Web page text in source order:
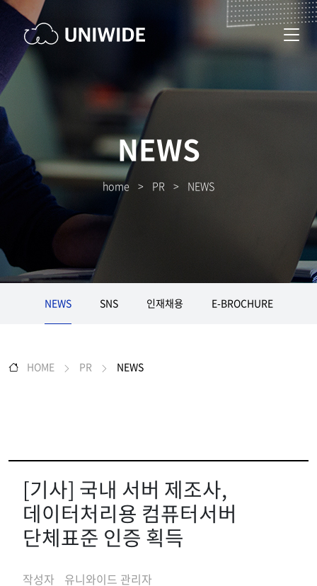
NEWS
home > PR > NEWS
NEWS SNS 인재채용 E-BROCHURE
HOME PR NEWS
[기사] 국내 서버 제조사,
데이터처리용 컴퓨터서버
단체표준 인증 획득
작성자
유니와이드 관리자